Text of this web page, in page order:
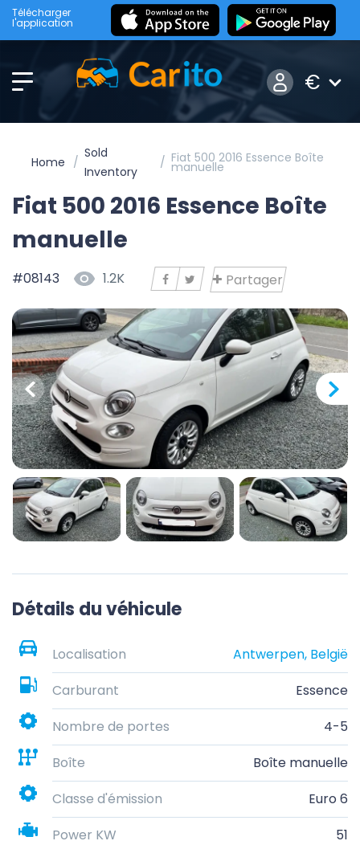
Télécharger
l'application
€
Home
Sold
Inventory
Fiat 500 2016 Essence Boîte
manuelle
Fiat 500 2016 Essence Boîte
manuelle
#08143 1.2K Partager
Détails du véhicule
Localisation
Antwerpen, België
Carburant
Essence
Nombre de portes
4-5
Boîte
Boîte manuelle
Classe d'émission
Euro 6
Power KW
51